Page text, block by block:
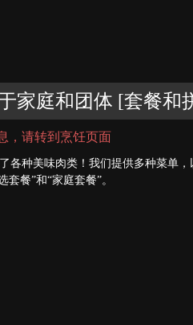
家庭和团体 [套餐和
，请转到烹饪页面
各种美味肉类！我们提供多种菜单
套餐”和“家庭套餐”。